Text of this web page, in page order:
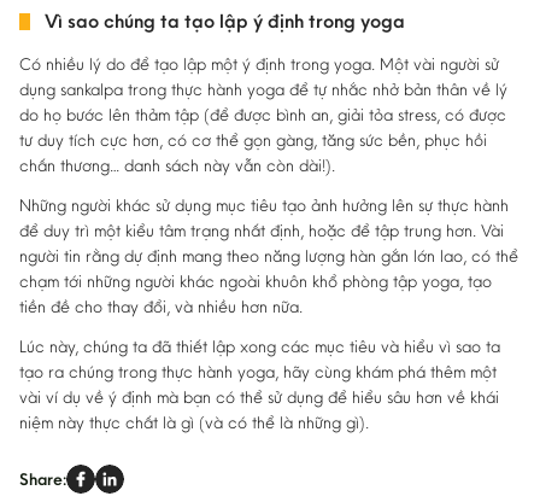
Vì sao chúng ta tạo lập ý định trong yoga
Có nhiều lý do để tạo lập một ý định trong yoga. Một vài người sử
dụng sankalpa trong thực hành yoga để tự nhắc nhở bản thân về lý
do họ bước lên thảm tập (để được bình an, giải tỏa stress, có được
tư duy tích cực hơn, có cơ thể gọn gàng, tăng sức bền, phục hồi
chấn thương… danh sách này vẫn còn dài!).
Những người khác sử dụng mục tiêu tạo ảnh hưởng lên sự thực hành
để duy trì một kiểu tâm trạng nhất định, hoặc để tập trung hơn. Vài
người tin rằng dự định mang theo năng lượng hàn gắn lớn lao, có thể
chạm tới những người khác ngoài khuôn khổ phòng tập yoga, tạo
tiền đề cho thay đổi, và nhiều hơn nữa.
Lúc này, chúng ta đã thiết lập xong các mục tiêu và hiểu vì sao ta
tạo ra chúng trong thực hành yoga, hãy cùng khám phá thêm một
vài ví dụ về ý định mà bạn có thể sử dụng để hiểu sâu hơn về khái
niệm này thực chất là gì (và có thể là những gì).
Share: